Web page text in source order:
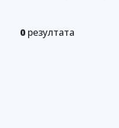
0 резултата